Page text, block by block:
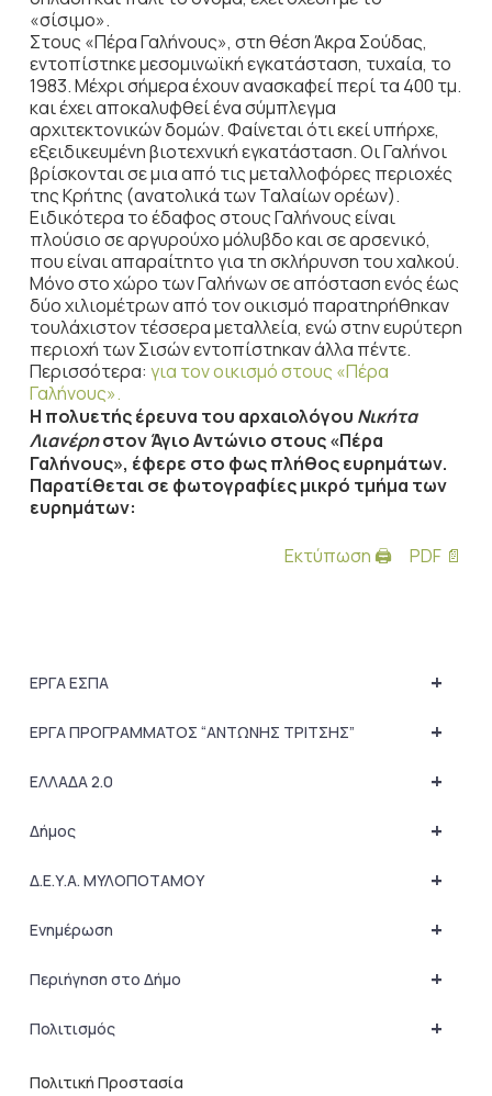
«σίσιμο».
Στους «Πέρα Γαλήνους», στη θέση Άκρα Σούδας,
εντοπίστηκε μεσομινωϊκή εγκατάσταση, τυχαία, το
1983. Μέχρι σήμερα έχουν ανασκαφεί περί τα 400 τμ.
και έχει αποκαλυφθεί ένα σύμπλεγμα
αρχιτεκτονικών δομών. Φαίνεται ότι εκεί υπήρχε,
εξειδικευμένη βιοτεχνική εγκατάσταση. Oι Γαλήνοι
βρίσκονται σε μια από τις μεταλλοφόρες περιοχές
της Κρήτης (ανατολικά των Ταλαίων ορέων).
Ειδικότερα το έδαφος στους Γαλήνους είναι
πλούσιο σε αργυρούχο μόλυβδο και σε αρσενικό,
που είναι απαραίτητο για τη σκλήρυνση του χαλκού.
Μόνο στο χώρο των Γαλήνων σε απόσταση ενός έως
δύο χιλιομέτρων από τον οικισμό παρατηρήθηκαν
τουλάχιστον τέσσερα μεταλλεία, ενώ στην ευρύτερη
περιοχή των Σισών εντοπίστηκαν άλλα πέντε.
Περισσότερα: για τον οικισμό στους «Πέρα
Γαλήνους».
Η πολυετής έρευνα του αρχαιολόγου Νικήτα
Λιανέρηστον Άγιο Αντώνιο στους «Πέρα
Γαλήνους», έφερε στο φως πλήθος ευρημάτων.
Παρατίθεται σε φωτογραφίες μικρό τμήμα των
ευρημάτων:
Εκτύπωση 🖨
PDF 📄
+
ΕΡΓΑ ΕΣΠΑ
+
ΕΡΓΑ ΠΡΟΓΡΑΜΜΑΤΟΣ “ΑΝΤΩΝΗΣ ΤΡΙΤΣΗΣ”
+
ΕΛΛΑΔΑ 2.0
+
Δήμος
+
Δ.Ε.Υ.Α. ΜΥΛΟΠΟΤΑΜΟΥ
+
Ενημέρωση
+
Περιήγηση στο Δήμο
+
Πολιτισμός
Πολιτική Προστασία